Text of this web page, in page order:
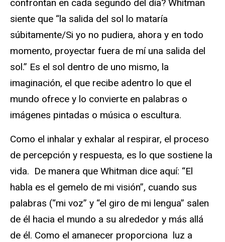
confrontan en cada segundo del día? Whitman
siente que “la salida del sol lo mataría
súbitamente/Si yo no pudiera, ahora y en todo
momento, proyectar fuera de mí una salida del
sol.” Es el sol dentro de uno mismo, la
imaginación, el que recibe adentro lo que el
mundo ofrece y lo convierte en palabras o
imágenes pintadas o música o escultura.
Como el inhalar y exhalar al respirar, el proceso
de percepción y respuesta, es lo que sostiene la
vida. De manera que Whitman dice aquí: “El
habla es el gemelo de mi visión”, cuando sus
palabras (“mi voz” y “el giro de mi lengua” salen
de él hacia el mundo a su alrededor y más allá
de él. Como el amanecer proporciona luz a